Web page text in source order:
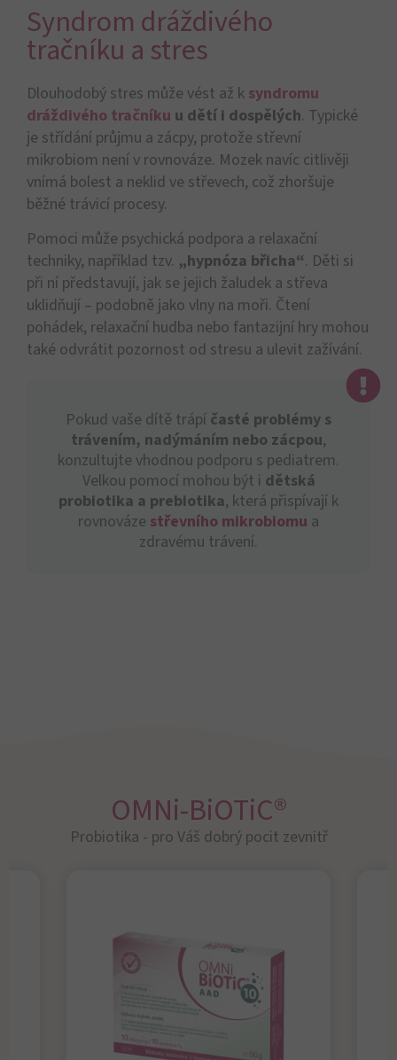
Syndrom dráždivého
tračníku a stres
Dlouhodobý stres může vést až k syndromu
dráždivého tračníku u dětí i dospělých. Typické
je střídání průjmu a zácpy, protože střevní
mikrobiom není v rovnováze. Mozek navíc citlivěji
vnímá bolest a neklid ve střevech, což zhoršuje
běžné trávicí procesy.
Pomoci může psychická podpora a relaxační
techniky, například tzv. „hypnóza břicha“. Děti si
při ní představují, jak se jejich žaludek a střeva
uklidňují – podobně jako vlny na moři. Čtení
pohádek, relaxační hudba nebo fantazijní hry mohou
také odvrátit pozornost od stresu a ulevit zažívání.
Pokud vaše dítě trápí časté problémy s
trávením, nadýmáním nebo zácpou,
konzultujte vhodnou podporu s pediatrem.
Velkou pomocí mohou být i dětská
probiotika a prebiotika, která přispívají k
rovnováze střevního mikrobiomu a
zdravému trávení.
OMNi-BiOTiC®
Probiotika - pro Váš dobrý pocit zevnitř